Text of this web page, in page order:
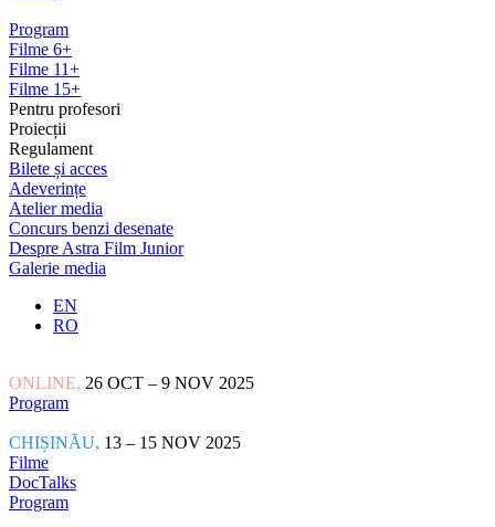
Program
Filme 6+
Filme 11+
Filme 15+
Pentru profesori
Proiecții
Regulament
Bilete și acces
Adeverințe
Atelier media
Concurs benzi desenate
Despre Astra Film Junior
Galerie media
EN
RO
ONLINE, 26 OCT – 9 NOV 2025
Program
CHIȘINĂU, 13 – 15 NOV 2025
Filme
DocTalks
Program